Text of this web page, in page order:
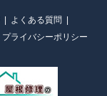
よくある質問
プライバシーポリシー